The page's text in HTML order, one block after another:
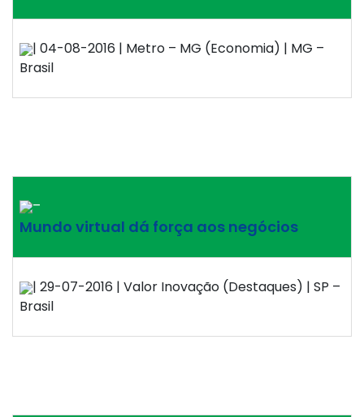
| 04-08-2016 | Metro – MG (Economia) | MG –
Brasil
–
Mundo virtual dá força aos negócios
| 29-07-2016 | Valor Inovação (Destaques) | SP –
Brasil